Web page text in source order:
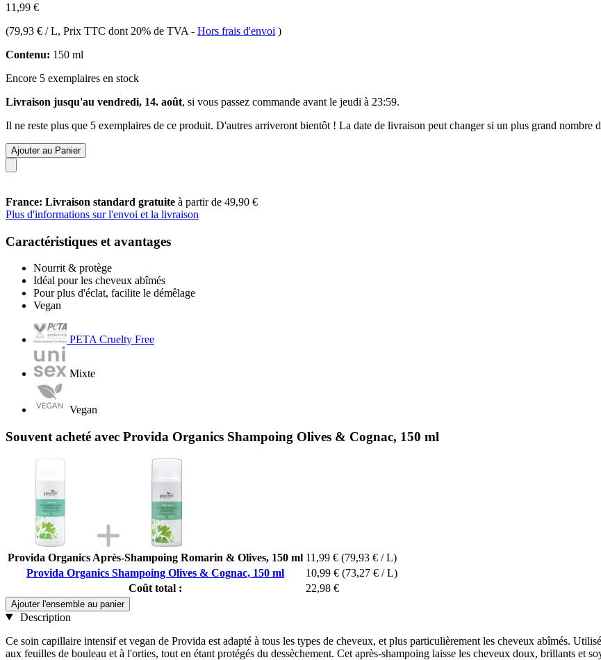
11,99 €
(79,93 € / L, Prix TTC dont 20% de TVA - Hors frais d'envoi )
Contenu: 150 ml
Encore 5 exemplaires en stock
Livraison jusqu'au vendredi, 14. août, si vous passez commande avant le jeudi à 23:59.
Il ne reste plus que 5 exemplaires de ce produit. D'autres arriveront bientôt ! La date de livraison peut changer si un plus grand nombre
Ajouter au Panier
France: Livraison standard gratuite à partir de 49,90 €
Plus d'informations sur l'envoi et la livraison
Caractéristiques et avantages
Nourrit & protège
Idéal pour les cheveux abîmés
Pour plus d'éclat, facilite le démêlage
Vegan
PETA Cruelty Free
Mixte
Vegan
Souvent acheté avec Provida Organics Shampoing Olives & Cognac, 150 ml
Provida Organics Après-Shampoing Romarin & Olives, 150 ml 11,99 € (79,93 € / L)
Provida Organics Shampoing Olives & Cognac, 150 ml
10,99 € (73,27 € / L)
Coût total :
22,98 €
Ajouter l'ensemble au panier
Description
Ce soin capillaire intensif et vegan de Provida est adapté à tous les types de cheveux, et plus particulièrement les cheveux abîmés.
aux feuilles de bouleau et à l'orties, tout en étant protégés du dessèchement. Cet après-shampoing laisse les cheveux doux, brillants et